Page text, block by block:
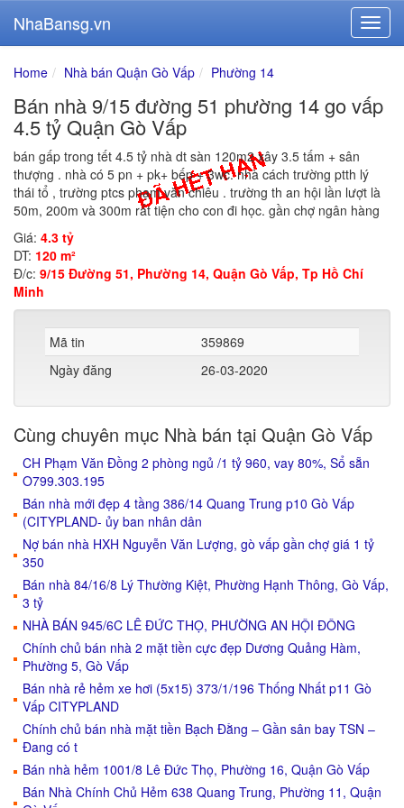
NhaBansg.vn
Home Nhà bán Quận Gò Vấp Phường 14
Bán nhà 9/15 đường 51 phường 14 go vấp
4.5 tỷ Quận Gò Vấp
bán gấp trong tết 4.5 tỷ nhà dt sàn 120m2 xây 3.5 tấm + sân
thượng . nhà có 5 pn + pk+ bếp + 3wc. nhà cách trường ptth lý
thái tổ , trường ptcs phạm văn chiêu . trường th an hội lần lượt là
50m, 200m và 300m rất tiện cho con đi học. gần chợ ngân hàng
Giá: 4.3 tỷ
DT: 120 m²
Đ/c: 9/15 Đường 51, Phường 14, Quận Gò Vấp, Tp Hồ Chí
Minh
Mã tin
359869
Ngày đăng
26-03-2020
Cùng chuyên mục Nhà bán tại Quận Gò Vấp
CH Phạm Văn Đồng 2 phòng ngủ /1 tỷ 960, vay 80%, Sổ sẵn
O799.303.195
Bán nhà mới đẹp 4 tầng 386/14 Quang Trung p10 Gò Vấp
(CITYPLAND- ủy ban nhân dân
Nợ bán nhà HXH Nguyễn Văn Lượng, gò vấp gần chợ giá 1 tỷ
350
Bán nhà 84/16/8 Lý Thường Kiệt, Phường Hạnh Thông, Gò Vấp,
3 tỷ
NHÀ BÁN 945/6C LÊ ĐỨC THỌ, PHƯỜNG AN HỘI ĐÔNG
Chính chủ bán nhà 2 mặt tiền cực đẹp Dương Quảng Hàm,
Phường 5, Gò Vấp
Bán nhà rẻ hẻm xe hơi (5x15) 373/1/196 Thống Nhất p11 Gò
Vấp CITYPLAND
Chính chủ bán nhà mặt tiền Bạch Đằng – Gần sân bay TSN –
Đang có t
Bán nhà hẻm 1001/8 Lê Đức Thọ, Phường 16, Quận Gò Vấp
Bán Nhà Chính Chủ Hẻm 638 Quang Trung, Phường 11, Quận